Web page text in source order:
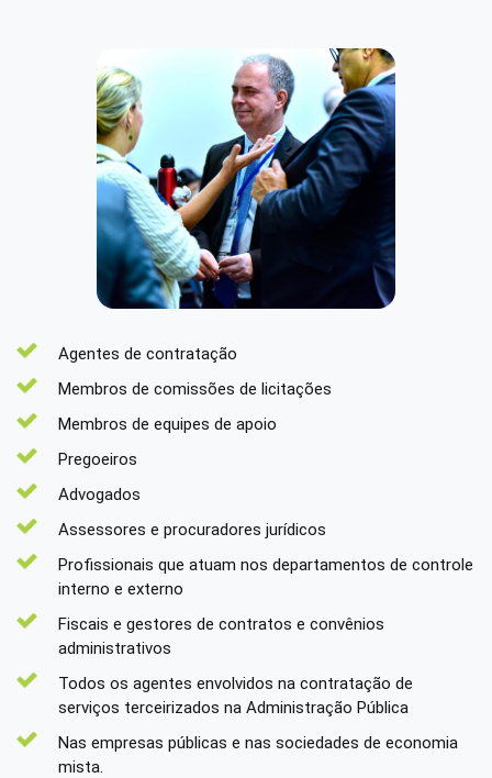
Agentes de contratação
Membros de comissões de licitações
Membros de equipes de apoio
Pregoeiros
Advogados
Assessores e procuradores jurídicos
Profissionais que atuam nos departamentos de controle
interno e externo
Fiscais e gestores de contratos e convênios
administrativos
Todos os agentes envolvidos na contratação de
serviços terceirizados na Administração Pública
Nas empresas públicas e nas sociedades de economia
mista.